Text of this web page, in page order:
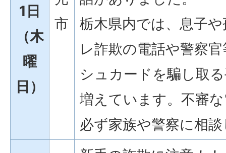
1日
（木
曜
日）
市
栃木県内では、息子
レ詐欺の電話や警察
シュカードを騙し取
増えています。不審
必ず家族や警察に相